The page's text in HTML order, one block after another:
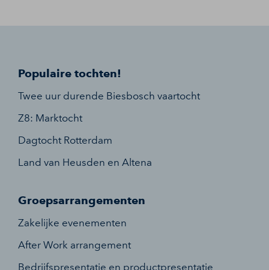
Populaire tochten!
Twee uur durende Biesbosch vaartocht
Z8: Marktocht
Dagtocht Rotterdam
Land van Heusden en Altena
Groepsarrangementen
Zakelijke evenementen
After Work arrangement
Bedrijfspresentatie en productpresentatie